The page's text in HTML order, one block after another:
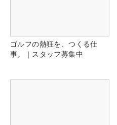
ゴルフの熱狂を、つくる仕
事。｜スタッフ募集中